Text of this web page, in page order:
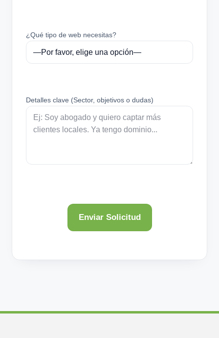
¿Qué tipo de web necesitas?
Detalles clave (Sector, objetivos o dudas)